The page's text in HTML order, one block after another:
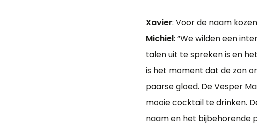
Xavier: Voor de naam
Michiel: “We wilden een
talen uit te spreken is en
is het moment dat de zon
paarse gloed. De Vesper
mooie cocktail te drinken.
naam en het bijbehorende